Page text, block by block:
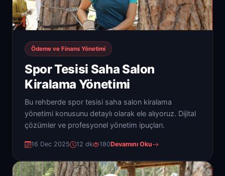
Ödeme ve Finans Yönetimi
Spor Tesisi Saha Salon
Kiralama Yönetimi
Bu rehberde spor tesisi saha salon kiralama
yönetimi konusunu detaylı olarak ele alıyoruz. Dijital
çözümler ve profesyonel yönetim ipuçları.
16 Dec 2025 12 dk 180Devamını Oku